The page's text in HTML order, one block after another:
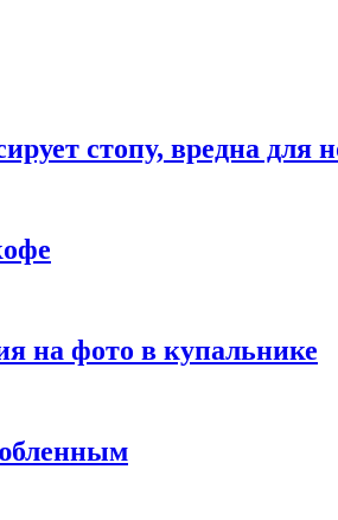
стопу, вредна для
на фото в купальнике